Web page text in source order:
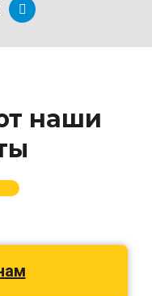
наши